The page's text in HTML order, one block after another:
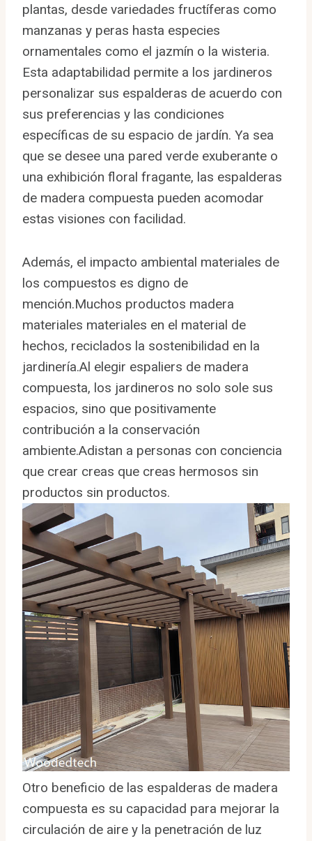
plantas, desde variedades fructíferas como
manzanas y peras hasta especies
ornamentales como el jazmín o la wisteria.
Esta adaptabilidad permite a los jardineros
personalizar sus espalderas de acuerdo con
sus preferencias y las condiciones
específicas de su espacio de jardín. Ya sea
que se desee una pared verde exuberante o
una exhibición floral fragante, las espalderas
de madera compuesta pueden acomodar
estas visiones con facilidad.
Además, el impacto ambiental materiales de
los compuestos es digno de
mención.Muchos productos madera
materiales materiales en el material de
hechos, reciclados la sostenibilidad en la
jardinería.Al elegir espaliers de madera
compuesta, los jardineros no solo sole sus
espacios, sino que positivamente
contribución a la conservación
ambiente.Adistan a personas con conciencia
que crear creas que creas hermosos sin
productos sin productos.
Otro beneficio de las espalderas de madera
compuesta es su capacidad para mejorar la
circulación de aire y la penetración de luz